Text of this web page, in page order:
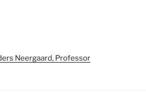
Neergaard, Professor